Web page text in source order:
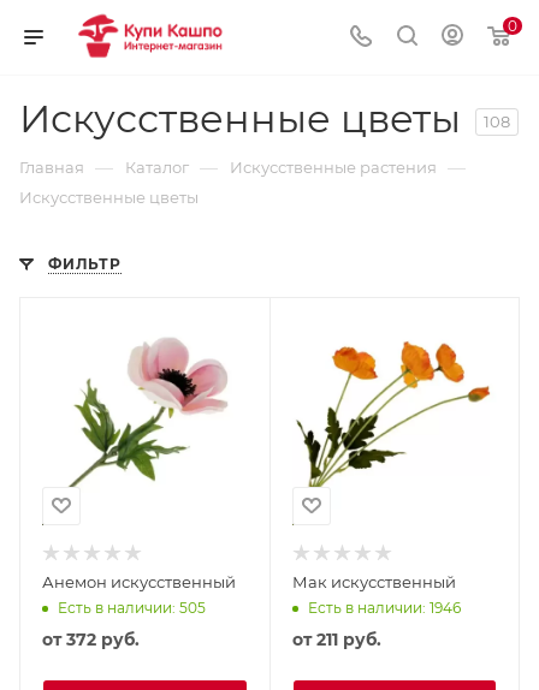
0
Искусственные цветы 108
Главная — Каталог — Искусственные растения —
Искусственные цветы
ФИЛЬТР
Анемон искусственный
Есть в наличии: 505
от372 руб.
Мак искусственный
Есть в наличии: 1946
от211 руб.